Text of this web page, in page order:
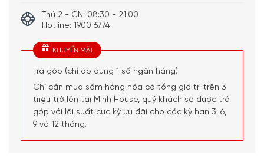
Lưỡi cắt mắt bổ sung thích hợp để cạo bỏ vỏ
Thứ 2 - CN: 08:30 - 21:00
Hotline: 1900 6774
KHUYẾN MÃI
Trả góp (chỉ áp dụng 1 số ngân hàng):
Chỉ cần mua sắm hàng hóa có tổng giá trị trên 3
triệu trở lên tại Minh House, quý khách sẽ được trả
góp với lãi suất cực kỳ ưu đãi cho các kỳ hạn 3, 6,
9 và 12 tháng.